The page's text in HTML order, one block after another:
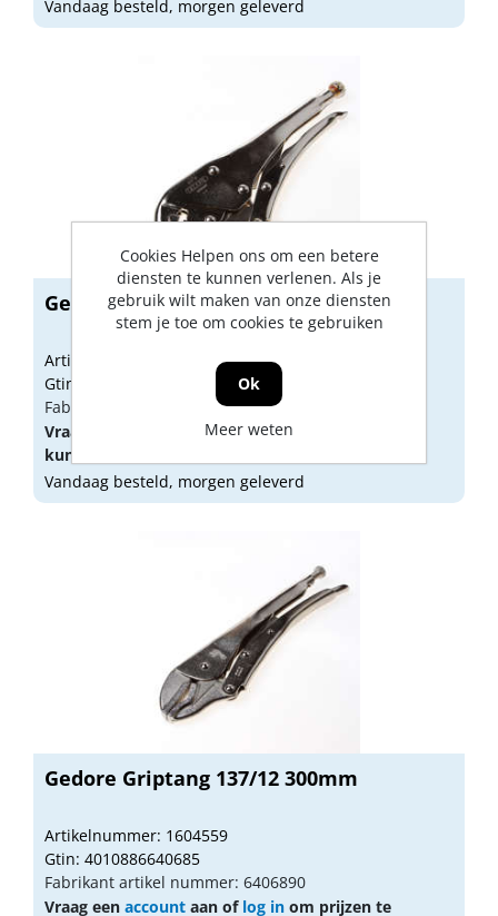
Vandaag besteld, morgen geleverd
Gedore Parallel-griptang 137 P 250mm
Artikelnummer: 1604560
Gtin: 4010886640708
Fabrikant artikel nummer: 6407000
Vraag een
aan oflog inom prijzen te
kunnen zien.
Vandaag besteld, morgen geleverd
Gedore Griptang 137/12 300mm
Artikelnummer: 1604559
Gtin: 4010886640685
Fabrikant artikel nummer: 6406890
Vraag een account aan of log in om prijzen te
Cookies Helpen ons om een betere
diensten te kunnen verlenen. Als je
gebruik wilt maken van onze diensten
stem je toe om cookies te gebruiken
Ok
Meer weten